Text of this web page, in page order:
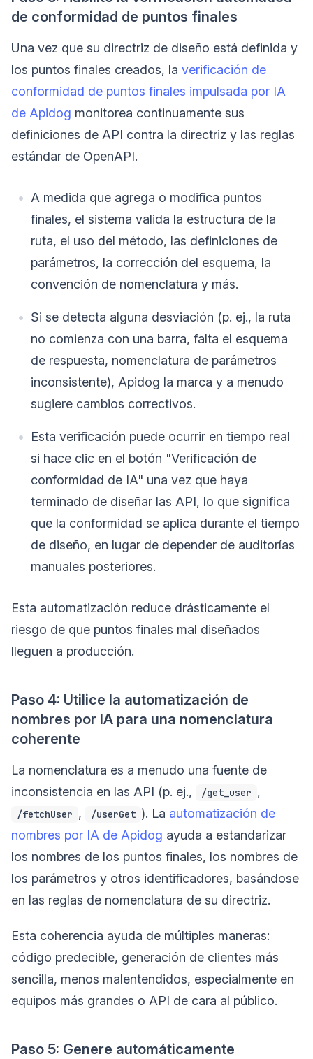
de conformidad de puntos finales
Una vez que su directriz de diseño está definida y
los puntos finales creados, la verificación de
conformidad de puntos finales impulsada por IA
de Apidog monitorea continuamente sus
definiciones de API contra la directriz y las reglas
estándar de OpenAPI.
A medida que agrega o modifica puntos
finales, el sistema valida la estructura de la
ruta, el uso del método, las definiciones de
parámetros, la corrección del esquema, la
convención de nomenclatura y más.
Si se detecta alguna desviación (p. ej., la ruta
no comienza con una barra, falta el esquema
de respuesta, nomenclatura de parámetros
inconsistente), Apidog la marca y a menudo
sugiere cambios correctivos.
Esta verificación puede ocurrir en tiempo real
si hace clic en el botón "Verificación de
conformidad de IA" una vez que haya
terminado de diseñar las API, lo que significa
que la conformidad se aplica durante el tiempo
de diseño, en lugar de depender de auditorías
manuales posteriores.
Esta automatización reduce drásticamente el
riesgo de que puntos finales mal diseñados
lleguen a producción.
Paso 4: Utilice la automatización de
nombres por IA para una nomenclatura
coherente
La nomenclatura es a menudo una fuente de
inconsistencia en las API (p. ej.,
/get_user ,
/fetchUser , /userGet ). La automatización de
nombres por IA de Apidog ayuda a estandarizar
los nombres de los puntos finales, los nombres de
los parámetros y otros identificadores, basándose
en las reglas de nomenclatura de su directriz.
Esta coherencia ayuda de múltiples maneras:
código predecible, generación de clientes más
sencilla, menos malentendidos, especialmente en
equipos más grandes o API de cara al público.
Paso 5: Genere automáticamente